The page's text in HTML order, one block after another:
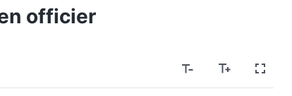
officier